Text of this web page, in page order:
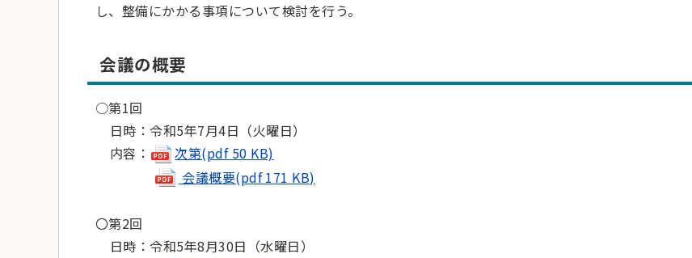
し、整備にかかる事項について検討を行う。
会議の概要
○第1回
日時：令和5年7月4日（火曜日）
内容：
次第(pdf 50 KB)
会議概要(pdf 171 KB)
〇第2回
日時：令和5年8月30日（水曜日）